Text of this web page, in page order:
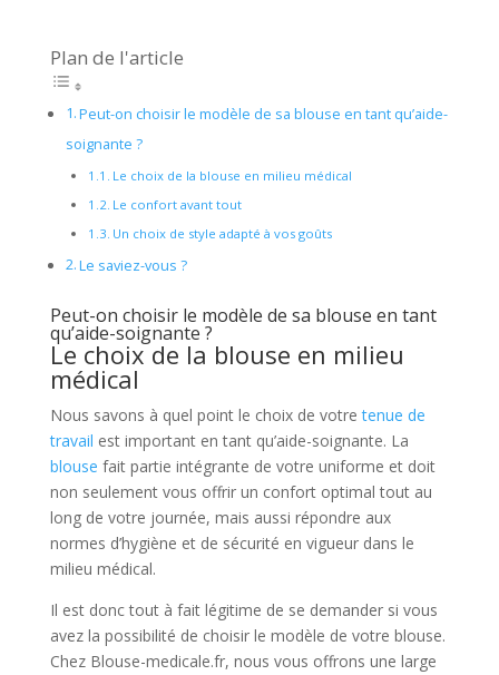
Plan de l'article
Peut-on choisir le modèle de sa blouse en tant qu’aide-
soignante ?
Le choix de la blouse en milieu médical
Le confort avant tout
Un choix de style adapté à vos goûts
Le saviez-vous ?
Peut-on choisir le modèle de sa blouse en tant
qu’aide-soignante ?
Le choix de la blouse en milieu
médical
Nous savons à quel point le choix de votretenue de
travail est important en tant qu’aide-soignante. La
blouse fait partie intégrante de votre uniforme et doit
non seulement vous offrir un confort optimal tout au
long de votre journée, mais aussi répondre aux
normes d’hygiène et de sécurité en vigueur dans le
milieu médical.
Il est donc tout à fait légitime de se demander si vous
avez la possibilité de choisir le modèle de votre blouse.
Chez Blouse-medicale.fr, nous vous offrons une large